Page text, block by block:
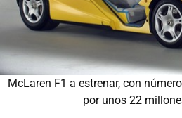
McLaren F1 a estrenar, con
por unos 22